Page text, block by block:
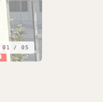
01 / 05